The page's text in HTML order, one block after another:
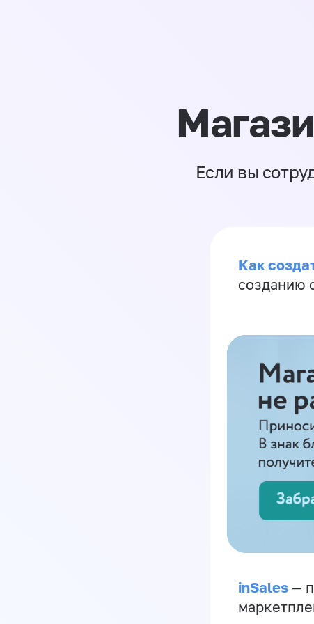
Если вы
Как
созданию
inSales —